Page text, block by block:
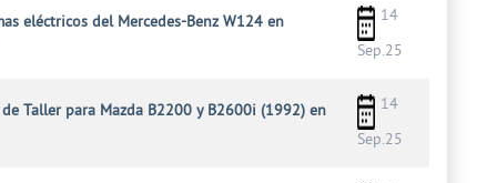
eléctricos del Mercedes-Benz W124 en
14
Sep.25
Taller para Mazda B2200 y B2600i (1992) en
14
Sep.25